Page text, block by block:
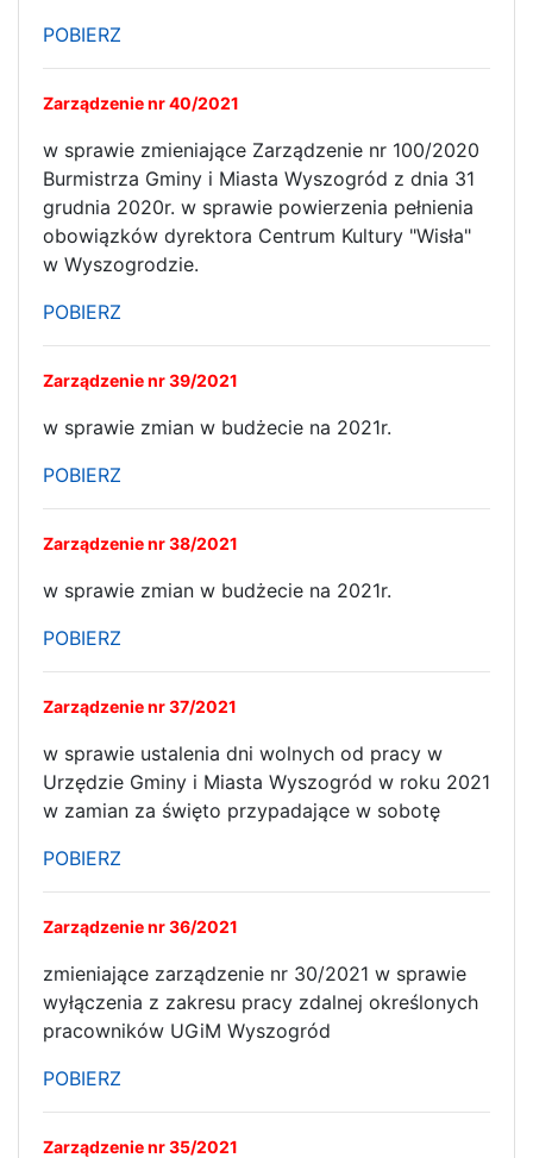
POBIERZ
Zarządzenie nr 40/2021
w sprawie zmieniające Zarządzenie nr 100/2020
Burmistrza Gminy i Miasta Wyszogród z dnia 31
grudnia 2020r. w sprawie powierzenia pełnienia
obowiązków dyrektora Centrum Kultury "Wisła"
w Wyszogrodzie.
POBIERZ
Zarządzenie nr 39/2021
w sprawie zmian w budżecie na 2021r.
POBIERZ
Zarządzenie nr 38/2021
w sprawie zmian w budżecie na 2021r.
POBIERZ
Zarządzenie nr 37/2021
w sprawie ustalenia dni wolnych od pracy w
Urzędzie Gminy i Miasta Wyszogród w roku 2021
w zamian za święto przypadające w sobotę
POBIERZ
Zarządzenie nr 36/2021
zmieniające zarządzenie nr 30/2021 w sprawie
wyłączenia z zakresu pracy zdalnej określonych
pracowników UGiM Wyszogród
POBIERZ
Zarządzenie nr 35/2021